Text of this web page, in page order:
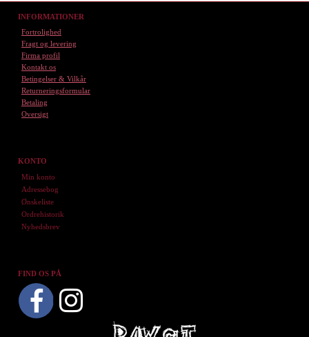
INFORMATIONER
Fortrolighed
Fragt og levering
Firma profil
Kontakt os
Betingelser & Vilkår
Returneringsformular
Betaling
Oversigt
KONTO
Min konto
Adressebog
Ønskeliste
Ordrehistorik
Nyhedsbrev
FIND OS PÅ